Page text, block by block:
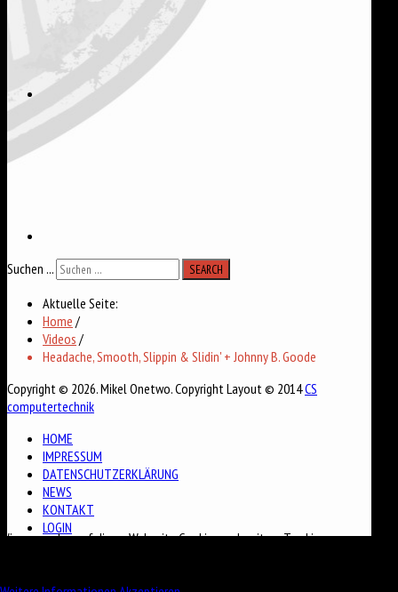
Suchen ... SEARCH
Aktuelle Seite:
Home /
Videos /
Headache, Smooth, Slippin & Slidin' + Johnny B. Goode
Copyright © 2026. Mikel Onetwo. Copyright Layout © 2014CS
computertechnik
HOME
IMPRESSUM
DATENSCHUTZERKLÄRUNG
NEWS
KONTAKT
LOGIN
Wir verwenden auf dieser Webseite Cookies und weitere Tracking